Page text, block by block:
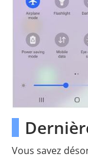
Vous savez